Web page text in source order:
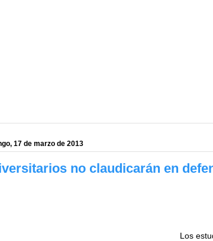
17 de marzo de 2013
no claudicarán en
Los